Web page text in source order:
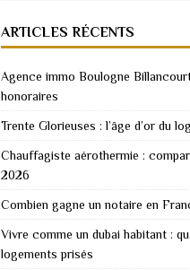
ARTICLES RÉCENTS
Agence immo Boulogne
honoraires
Trente Glorieuses : l’âge d’or du
Chauffagiste aérothermie :
2026
Combien gagne un notaire en
Vivre comme un dubai habitant :
logements prisés